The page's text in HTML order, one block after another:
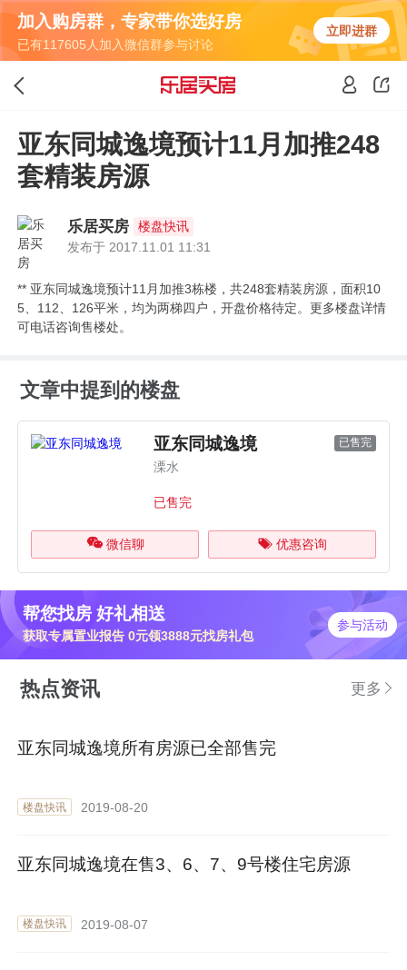
加入购房群，专家带你选好房
已有117605人加入微信群参与讨论
立即进群
亚东同城逸境预计11月加推248
套精装房源
乐居买房
楼盘快讯
发布于 2017.11.01 11:31
** 亚东同城逸境预计11月加推3栋楼，共248套精装房源，面积10
5、112、126平米，均为两梯四户，开盘价格待定。更多楼盘详情
可电话咨询售楼处。
文章中提到的楼盘
亚东同城逸境 已售完
溧水
已售完
微信聊 优惠咨询
帮您找房 好礼相送
获取专属置业报告 0元领3888元找房礼包
参与活动
热点资讯 更多
亚东同城逸境所有房源已全部售完
楼盘快讯 2019-08-20
亚东同城逸境在售3、6、7、9号楼住宅房源
楼盘快讯 2019-08-07